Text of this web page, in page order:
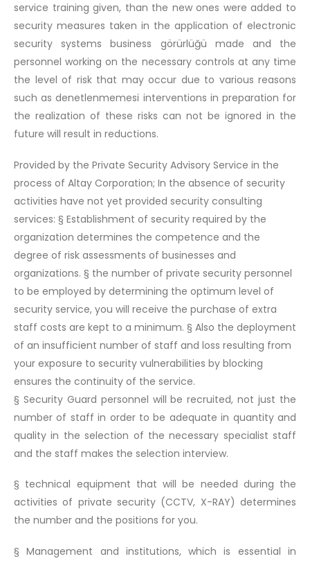
service training given, than the new ones were added to
security measures taken in the application of electronic
security systems business görürlüğü made and the
personnel working on the necessary controls at any time
the level of risk that may occur due to various reasons
such as denetlenmemesi interventions in preparation for
the realization of these risks can not be ignored in the
future will result in reductions.
Provided by the Private Security Advisory Service in the
process of Altay Corporation; In the absence of security
activities have not yet provided security consulting
services: § Establishment of security required by the
organization determines the competence and the
degree of risk assessments of businesses and
organizations. § the number of private security personnel
to be employed by determining the optimum level of
security service, you will receive the purchase of extra
staff costs are kept to a minimum. § Also the deployment
of an insufficient number of staff and loss resulting from
your exposure to security vulnerabilities by blocking
ensures the continuity of the service.
§ Security Guard personnel will be recruited, not just the
number of staff in order to be adequate in quantity and
quality in the selection of the necessary specialist staff
and the staff makes the selection interview.
§ technical equipment that will be needed during the
activities of private security (CCTV, X-RAY) determines
the number and the positions for you.
§ Management and institutions, which is essential in